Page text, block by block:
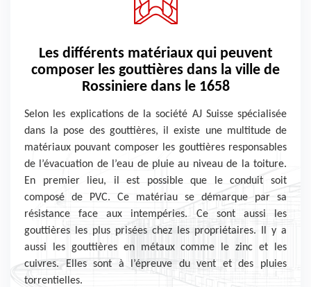
Les différents matériaux qui peuvent
composer les gouttières dans la ville de
Rossiniere dans le 1658
Selon les explications de la société AJ Suisse spécialisée
dans la pose des gouttières, il existe une multitude de
matériaux pouvant composer les gouttières responsables
de l’évacuation de l’eau de pluie au niveau de la toiture.
En premier lieu, il est possible que le conduit soit
composé de PVC. Ce matériau se démarque par sa
résistance face aux intempéries. Ce sont aussi les
gouttières les plus prisées chez les propriétaires. Il y a
aussi les gouttières en métaux comme le zinc et les
cuivres. Elles sont à l’épreuve du vent et des pluies
torrentielles.